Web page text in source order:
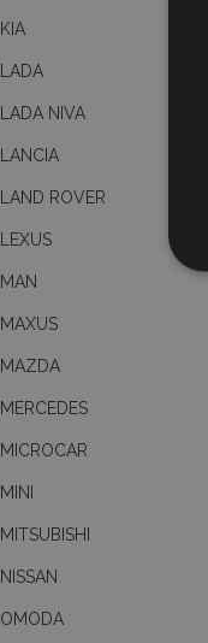
KIA
LADA
LADA NIVA
LANCIA
LAND ROVER
LEXUS
MAN
MAXUS
MAZDA
MERCEDES
MICROCAR
MINI
MITSUBISHI
NISSAN
OMODA